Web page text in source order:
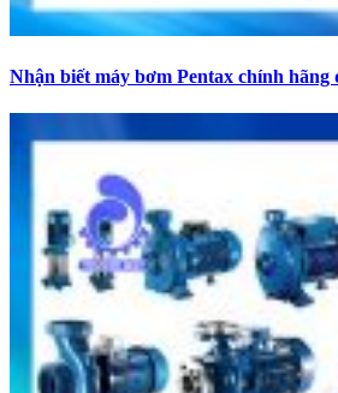
Nhận biết máy bơm Pentax chính hãng